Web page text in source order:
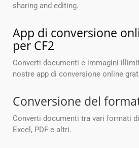
sharing and editing.
App di conversione
per CF2
Converti documenti e immagini
nostre app di conversione online
Conversione del
Converti documenti tra vari formati
Excel, PDF e altri.